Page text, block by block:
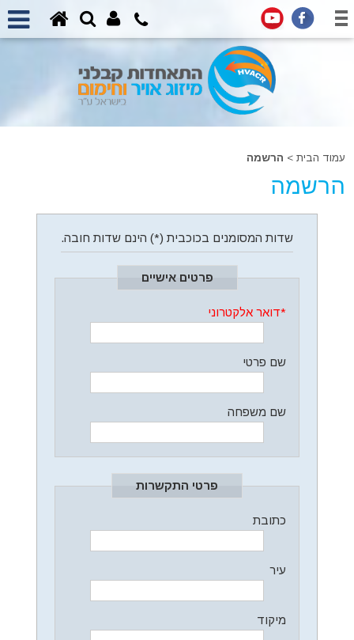
עמוד הבית > הרשמה
הרשמה
שדות המסומנים בכוכבית (*) הינם שדות חובה.
פרטים אישיים
*דואר אלקטרוני
שם פרטי
שם משפחה
פרטי התקשרות
כתובת
עיר
מיקוד